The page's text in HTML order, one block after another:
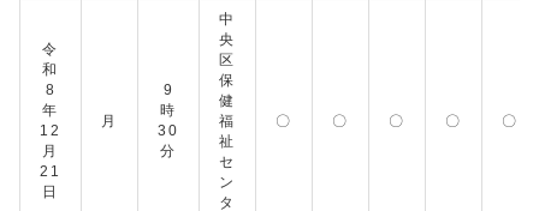
令
和
8
年
12
月
21
日
月
9
時
30
分
中
央
区
保
健
福
祉
セ
ン
タ
〇 〇 〇 〇 〇